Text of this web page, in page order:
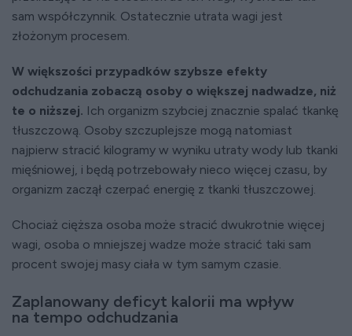
sam współczynnik. Ostatecznie utrata wagi jest
złożonym procesem.
W większości przypadków szybsze efekty
odchudzania zobaczą osoby o większej nadwadze, niż
te o niższej. Ich organizm szybciej znacznie spalać tkankę
tłuszczową. Osoby szczuplejsze mogą natomiast
najpierw stracić kilogramy w wyniku utraty wody lub tkanki
mięśniowej, i będą potrzebowały nieco więcej czasu, by
organizm zaczął czerpać energię z tkanki tłuszczowej.
Chociaż cięższa osoba może stracić dwukrotnie więcej
wagi, osoba o mniejszej wadze może stracić taki sam
procent swojej masy ciała w tym samym czasie.
Zaplanowany deficyt kalorii ma wpływ
na tempo odchudzania